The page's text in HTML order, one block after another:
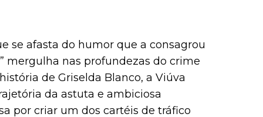
se afasta do humor que a consagrou
mergulha nas profundezas do crime
de Griselda Blanco, a Viúva
da astuta e ambiciosa
por criar um dos cartéis de tráfico